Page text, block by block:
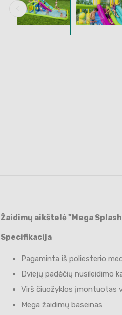
Žaidimų aikštelė "Mega
Specifikacija
Pagaminta iš poliesterio
Dviejų padėčių nusileidimo
Virš čiuožyklos įmontuotas
Mega žaidimų baseinas